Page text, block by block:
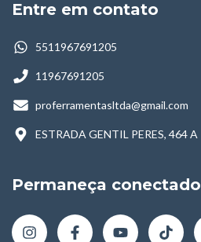
Entre em contato
5511967691205
11967691205
proferramentasltda@gmail.com
ESTRADA GENTIL PERES, 464 A
Permaneça conectado